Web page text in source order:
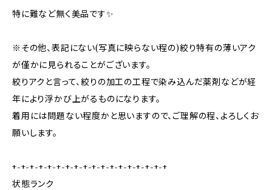
特に難など無く美品です✨
※その他、表記にない(写真に映らない程の)絞り特有の薄いアク
が僅かに見られることがございます。
絞りアクと言って、絞りの加工の工程で染み込んだ薬剤などが経
年により浮かび上がるものになります。
着用には問題ない程度かと思いますので、ご理解の程、よろしくお
願いします。
+-+-+-+-+-+-+-+-+-+-+-+-+-+-+-+-+-+
状態ランク